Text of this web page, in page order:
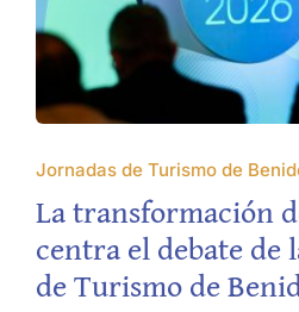
Jornadas de Turismo de
La transformación
centra el debate de
de Turismo de